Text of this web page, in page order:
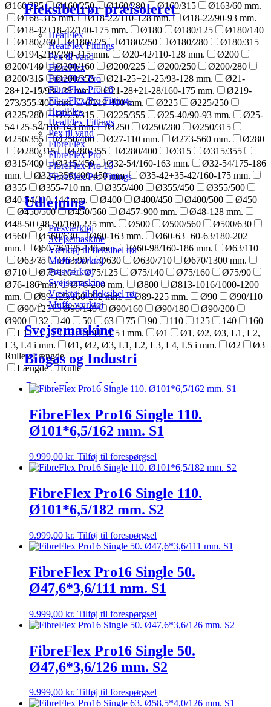
Fleksibelrør præisoleret
HeatFlex
HeatFlex Fittings
Pex til vand
FibreFlex
FibreFlex Pro
FibreFlex Pro 16
FibreFlex/Pro Fittings
HeatFlex
HeatFlex Fittings
Pex til vand
FibreFlex
FibreFlex Pro
FibreFlex Pro 16
FibreFlex/Pro Fittings
Udlejning
Presværktøj
Svejsemaskine
Værktøj til fleksibel rør
Muffe værktøj
Presværktøj
Svejsemaskine
Værktøj til fleksibel rør
Muffe værktøj
Svejsemaskine
Biogas og Industri
Special produkter
El-svejse produkter
Ø160/225
Ø160/250 Ø160/280 Ø160/315
Ø163/60 mm.
Ø168-315 mm.
Ø18-22/110-128 mm.
Ø18-22/90-93 mm.
Ø18-42+18-42/140-175 mm.
Ø180 Ø180/125
Ø180/140
Ø180/200
Ø180/225 Ø180/250 Ø180/280
Ø180/315
Ø194-219/280-315 mm.
Ø20-42/110-128 mm.
Ø200
Ø200/140
Ø200/160 Ø200/225 Ø200/250
Ø200/280
Ø200/315
Ø200/355 Ø21-25+21-25/93-128 mm.
Ø21-
28+12-15/93-128 mm.
Ø21-28+21-28/160-175 mm.
Ø219-
273/355-400 mm.
Ø219-400 mm. Ø225
Ø225/250
Ø225/280
Ø225/315 Ø225/355 Ø25-40/90-93 mm.
Ø25-
54+25-54/110-143 mm.
Ø250 Ø250/280
Ø250/315
Ø250/355
Ø250/400 Ø27-110 mm. Ø273-560 mm.
Ø280
Ø280/315
Ø280/355 Ø280/400 Ø315
Ø315/355
Ø315/400
Ø315/450 Ø32-54/160-163 mm.
Ø32-54/175-186
mm.
Ø324-356/400-450 mm.
Ø35-42+35-42/160-175 mm.
Ø355
Ø355-710 nn. Ø355/400 Ø355/450
Ø355/500
Ø40-54/110-144 mm.
Ø400 Ø400/450 Ø400/500
Ø450
Ø450/500
Ø450/560 Ø457-900 mm.
Ø48-128 mm.
Ø48-50+48-50/160-225 mm.
Ø500 Ø500/560
Ø500/630
Ø560
Ø560/630 Ø60-163 mm.
Ø60-63+60-63/180-202
mm.
Ø60-76/125-140 mm. Ø60-98/160-186 mm.
Ø63/110
Ø63/75
Ø63/90 Ø630 Ø630/710
Ø670/1300 mm.
Ø710
Ø75/110 Ø75/125 Ø75/140 Ø75/160
Ø75/90
Ø76-186 mm.
Ø76-200 mm. Ø800
Ø813-1016/1000-1200
mm.
Ø89-125/160-202 mm. Ø89-225 mm. Ø90
Ø90/110
Ø90/125
Ø90/140 Ø90/160 Ø90/180
Ø90/200
Ø900
32 40 50 63 75 90 110 125 140
160
L1
L2 L3 L4 L5 i mm. Ø1
Ø1, Ø2, Ø3, L1, L2,
L3, L4 i mm.
Ø1, Ø2, Ø3, L1, L2, L3, L4, L5 i mm. Ø2
Ø3
Rulle / Længde
Længde
Rulle
FibreFlex Pro16 Single 110.
Ø101*6,5/162 mm. S1
9.999,00 kr. Tilføj til forespørgsel
FibreFlex Pro16 Single 110.
Ø101*6,5/182 mm. S2
9.999,00 kr. Tilføj til forespørgsel
FibreFlex Pro16 Single 50.
Ø47,6*3,6/111 mm. S1
9.999,00 kr. Tilføj til forespørgsel
FibreFlex Pro16 Single 50.
Ø47,6*3,6/126 mm. S2
9.999,00 kr. Tilføj til forespørgsel